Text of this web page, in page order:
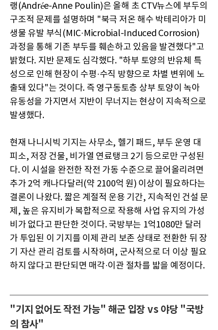
랭(Andrée-Anne Poulin)은 올해 초 CTV뉴스에 부두의
구조적 문제를 설명하며 "북극 저온 해수 박테리아가 미
생물 유발 부식(MIC·Microbial-Induced Corrosion)
과정을 통해 기존 부두를 훼손하고 있음을 발견했다"고
밝혔다. 지반 문제도 심각했다. "하부 토양의 반유체 특
성으로 인해 현장이 수평·수직 방향으로 차별 변위에 노
출돼 있다"는 것이다. 즉 영구동토층 상부 토양이 녹아
유동성을 가지면서 지반이 무너지는 현상이 지속적으로
발생했다.
현재 나니시빅 기지는 사무소, 헬기 패드, 부두 운영 대
피소, 저장 건물, 비가열 연료탱크 2기 등으로만 구성된
다. 이 시설을 완전한 작전 가동 수준으로 끌어올리려면
추가 2억 캐나다달러(약 2100억 원) 이상이 필요하다는
결론이 나왔다. 짧은 계절적 운용 기간, 지속적인 건설 문
제, 높은 유지비가 복합적으로 작용해 사업 유지의 가성
비가 없다고 판단한 것이다. 국방부는 1억1080만 달러
가 투입된 이 기지를 이제 관리 보존 상태로 전환한 뒤 장
기 자산 관리 검토를 시작하며, 군사적으로 더 이상 필요
하지 않다고 판단되면 매각·이관 절차를 밟을 예정이다.
"기지 없어도 작전 가능" 해군 입장 vs 야당 "국방
의 참사"